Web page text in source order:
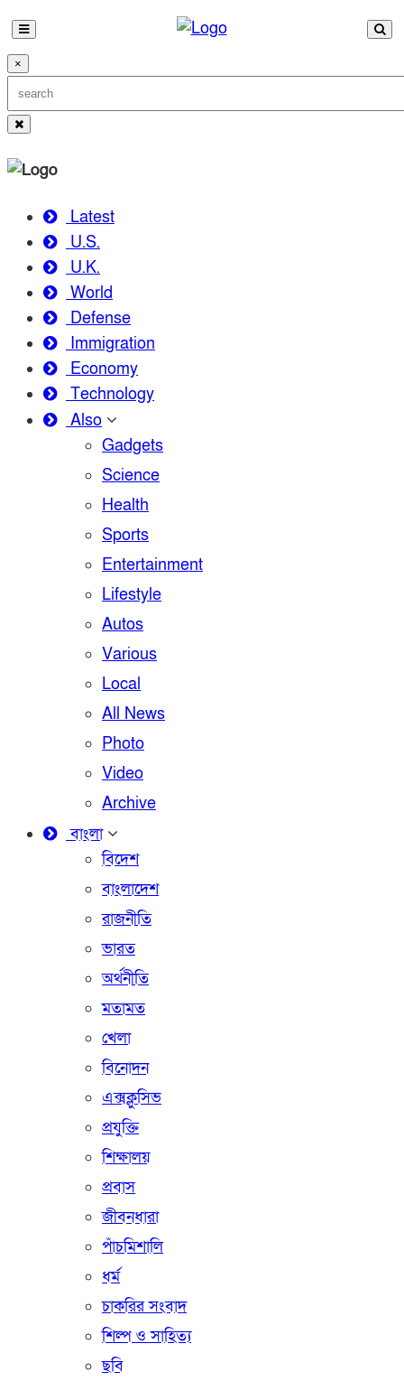
×
Latest
U.S.
U.K.
World
Defense
Immigration
Economy
Technology
Also
Gadgets
Science
Health
Sports
Entertainment
Lifestyle
Autos
Various
Local
All News
Photo
Video
Archive
বাংলা
বিদেশ
বাংলাদেশ
রাজনীতি
ভারত
অর্থনীতি
মতামত
খেলা
বিনোদন
এক্সক্লুসিভ
প্রযুক্তি
শিক্ষালয়
প্রবাস
জীবনধারা
পাঁচমিশালি
ধর্ম
চাকরির সংবাদ
শিল্প ও সাহিত্য
ছবি